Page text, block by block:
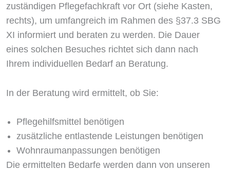
zuständigen Pflegefachkraft vor Ort (siehe Kasten,
rechts), um umfangreich im Rahmen des §37.3 SBG
XI informiert und beraten zu werden. Die Dauer
eines solchen Besuches richtet sich dann nach
Ihrem individuellen Bedarf an Beratung.
In der Beratung wird ermittelt, ob Sie:
Pflegehilfsmittel benötigen
zusätzliche entlastende Leistungen benötigen
Wohnraumanpassungen benötigen
Die ermittelten Bedarfe werden dann von unseren